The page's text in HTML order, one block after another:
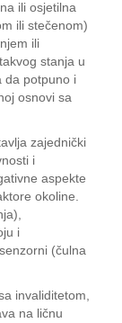
ili osjetilna
ili stečenom)
ili
stanja u
da potpuno i
osnovi sa
zajednički
i
aspekte
okoline.
i
(čulna
invaliditetom,
na ličnu